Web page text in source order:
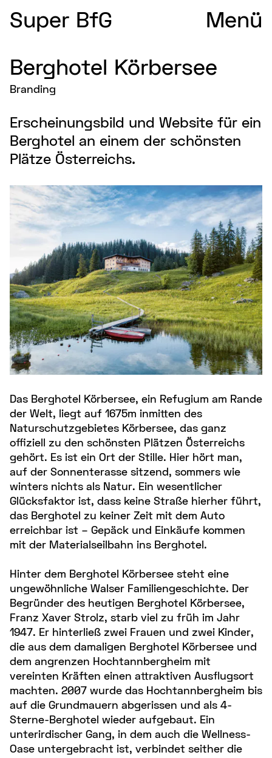
Super BfG Menü
Berghotel Körbersee
Branding
Erscheinungsbild und Website für ein
Berghotel an einem der schönsten
Plätze Österreichs.
Das Berghotel Körbersee, ein Refugium am Rande
der Welt, liegt auf 1675m inmitten des
Naturschutzgebietes Körbersee, das ganz
offiziell zu den schönsten Plätzen Österreichs
gehört. Es ist ein Ort der Stille. Hier hört man,
auf der Sonnenterasse sitzend, sommers wie
winters nichts als Natur. Ein wesentlicher
Glücksfaktor ist, dass keine Straße hierher führt,
das Berghotel zu keiner Zeit mit dem Auto
erreichbar ist – Gepäck und Einkäufe kommen
mit der Materialseilbahn ins Berghotel.
Hinter dem Berghotel Körbersee steht eine
ungewöhnliche Walser Familiengeschichte. Der
Begründer des heutigen Berghotel Körbersee,
Franz Xaver Strolz, starb viel zu früh im Jahr
1947. Er hinterließ zwei Frauen und zwei Kinder,
die aus dem damaligen Berghotel Körbersee und
dem angrenzen Hochtannbergheim mit
vereinten Kräften einen attraktiven Ausflugsort
machten. 2007 wurde das Hochtannbergheim bis
auf die Grundmauern abgerissen und als 4-
Sterne-Berghotel wieder aufgebaut. Ein
unterirdischer Gang, in dem auch die Wellness-
Oase untergebracht ist, verbindet seither die